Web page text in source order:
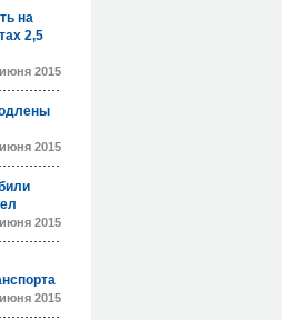
на
2,5
2015
2015
2015
2015